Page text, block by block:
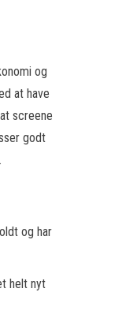
og
at have
screene
godt
og har
helt nyt